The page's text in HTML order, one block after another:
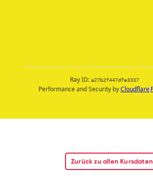
Zurück zu allen Kursdaten